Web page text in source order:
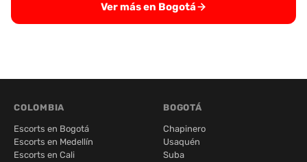
Ver más en Bogotá
COLOMBIA
Escorts en Bogotá
Escorts en Medellín
Escorts en Cali
BOGOTÁ
Chapinero
Usaquén
Suba